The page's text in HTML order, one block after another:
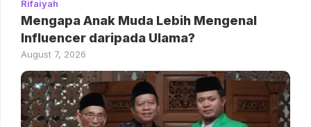
Rifaiyah
Mengapa Anak Muda Lebih Mengenal
Influencer daripada Ulama?
August 7, 2026